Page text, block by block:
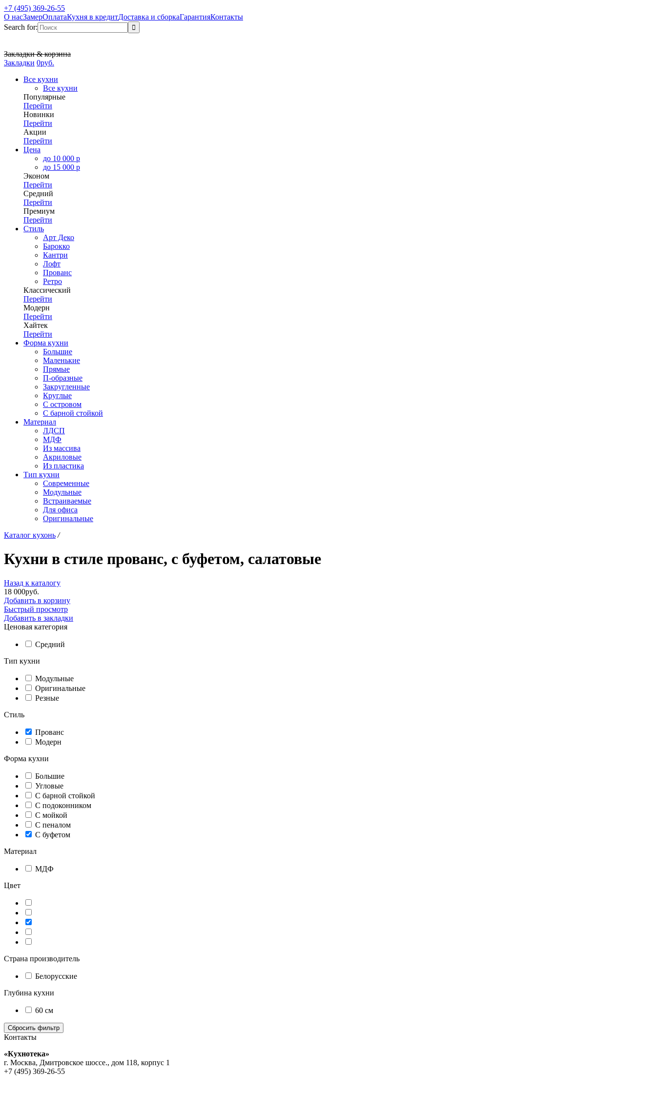
+7 (495) 369-26-55
О насЗамерОплатаКухня в кредитДоставка и сборкаГарантияКонтакты
Search for:
Закладки & корзина
Закладки 0руб.
Все кухни
Все кухни
Популярные
Перейти
Новинки
Перейти
Акции
Перейти
Цена
до 10 000 р
до 15 000 р
Эконом
Перейти
Средний
Перейти
Премиум
Перейти
Стиль
Арт Деко
Барокко
Кантри
Лофт
Прованс
Ретро
Классический
Перейти
Модерн
Перейти
Хайтек
Перейти
Форма кухни
Большие
Маленькие
Прямые
П-образные
Закругленные
Круглые
С островом
С барной стойкой
Материал
ЛДСП
МДФ
Из массива
Акриловые
Из пластика
Тип кухни
Современные
Модульные
Встраиваемые
Для офиса
Оригинальные
Каталог кухонь /
Кухни в стиле прованс, с буфетом, салатовые
Назад к каталогу
18 000руб.
Добавить в корзину
Быстрый просмотр
Добавить в закладки
Ценовая категория
Средний
Тип кухни
Модульные
Оригинальные
Резные
Стиль
Прованс
Модерн
Форма кухни
Большие
Угловые
С барной стойкой
С подоконником
С мойкой
С пеналом
С буфетом
Материал
МДФ
Цвет
Страна производитель
Белорусские
Глубина кухни
60 см
Контакты
«Кухнотека»
г. Москва, Дмитровское шоссе., дом 118, корпус 1
+7 (495) 369-26-55